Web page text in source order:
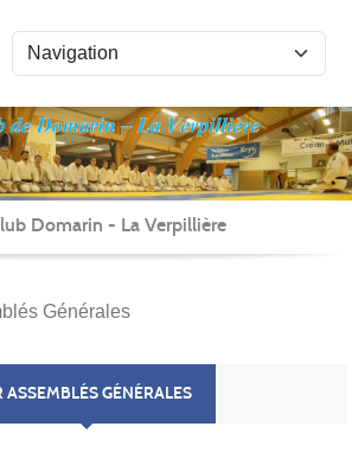
Domarin - La Verpillière
Générales
ASSEMBLÉS GÉNÉRALES